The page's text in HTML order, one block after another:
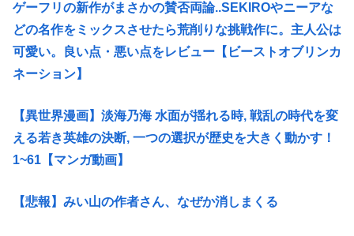
ゲーフリの新作がまさかの賛否両論..SEKIROやニーアな
どの名作をミックスさせたら荒削りな挑戦作に。主人公は
可愛い。良い点・悪い点をレビュー【ビーストオブリンカ
ネーション】
【異世界漫画】淡海乃海 水面が揺れる時, 戦乱の時代を変
える若き英雄の決断, 一つの選択が歴史を大きく動かす！
1~61【マンガ動画】
【悲報】みい山の作者さん、なぜか消しまくる